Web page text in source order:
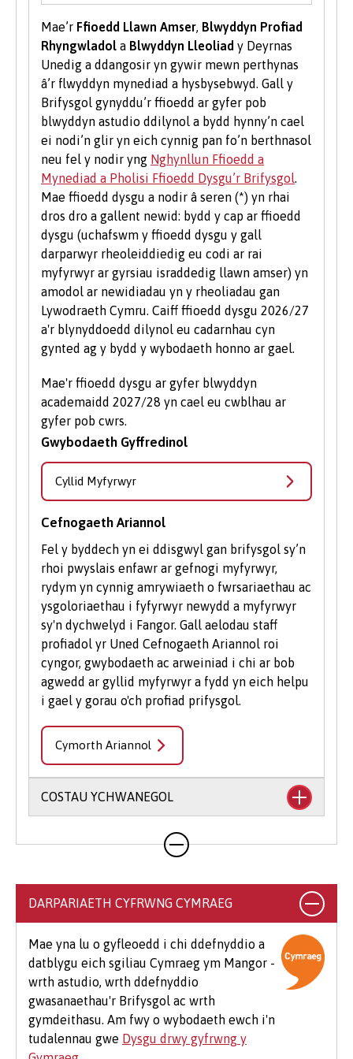
ariannu.
Gwirfoddoli i Fyfyrwyr
Mae gwirfoddoli yn brofiad gwerthfawr ac yn
gwella eich sgiliau a'ch cyflogadwyedd.
Dysgwch fwy am gyfleoedd gwirfoddoli ar
wefanUndeb y Myfyrwyr.
Mae’r Ffioedd Llawn Amser, Blwyddyn Profiad
Rhyngwladol a Blwyddyn Lleoliad y Deyrnas
Unedig a ddangosir yn gywir mewn perthynas
â’r flwyddyn mynediad a hysbysebwyd. Gall y
Brifysgol gynyddu’r ffioedd ar gyfer pob
blwyddyn astudio ddilynol a bydd hynny’n cael
ei nodi’n glir yn eich cynnig pan fo’n berthnasol
neu fel y nodir yng Nghynllun Ffioedd a
Mynediad a Pholisi Ffioedd Dysgu’r Brifysgol.
Mae ffioedd dysgu a nodir â seren (*) yn rhai
dros dro a gallent newid: bydd y cap ar ffioedd
dysgu (uchafswm y ffioedd dysgu y gall
darparwyr rheoleiddiedig eu codi ar rai
myfyrwyr ar gyrsiau israddedig llawn amser) yn
amodol ar newidiadau yn y rheoliadau gan
Lywodraeth Cymru. Caiff ffioedd dysgu 2026/27
a'r blynyddoedd dilynol eu cadarnhau cyn
gynted ag y bydd y wybodaeth honno ar gael.
Mae'r ffioedd dysgu ar gyfer blwyddyn
academaidd 2027/28 yn cael eu cwblhau ar
gyfer pob cwrs.
Gwybodaeth Gyffredinol
Cyllid Myfyrwyr
Cefnogaeth Ariannol
Fel y byddech yn ei ddisgwyl gan brifysgol sy’n
rhoi pwyslais enfawr ar gefnogi myfyrwyr,
rydym yn cynnig amrywiaeth o fwrsariaethau ac
ysgoloriaethau i fyfyrwyr newydd a myfyrwyr
sy'n dychwelyd i Fangor. Gall aelodau staff
profiadol yr Uned Cefnogaeth Ariannol roi
cyngor, gwybodaeth ac arweiniad i chi ar bob
agwedd ar gyllid myfyrwyr a fydd yn eich helpu
i gael y gorau o'ch profiad prifysgol.
Cymorth Ariannol
COSTAU YCHWANEGOL
Mae'n debygol y bydd eich cwrs yn cynnwys
costau ychwanegol nad ydynt wedi'u cynnwys
dewisol a meddalwedd.
Mae hefyd rai costau ychwanegol cyffredin sy'n
debygol o godi i fyfyrwyr ar bob cwrs, er
enghraifft os byddwch yn mynychu eich
Seremoni Raddio, bydd cost am logi gŵn (£25-
DARPARIAETH CYFRWNG CYMRAEG
Mae yna lu o gyfleoedd i chi ddefnyddio a
datblygu eich sgiliau Cymraeg ym Mangor -
wrth astudio, wrth ddefnyddio
gwasanaethau'r Brifysgol ac wrth
gymdeithasu. Am fwy o wybodaeth ewch i'n
tudalennau gwe Dysgu drwy gyfrwng y